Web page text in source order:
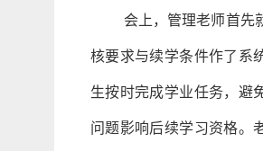
会上，管理老师首先
核要求与续学条件作了系
生按时完成学业任务，避
问题影响后续学习资格。